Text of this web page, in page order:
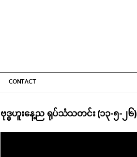
CONTACT
ဗုဒ္ဓဟူးနေ့ည ရုပ်သံသတင်း (၁၃-၅-၂၆)